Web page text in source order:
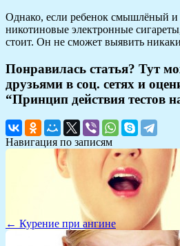
Однако, если ребенок смышлёный и
никотиновые электронные
стоит. Он не сможет выявить
Понравилась статья? Тут
друзьями в соц. сетях и
“Принцип действия тестов
Навигация по записям
← Курение при ангине